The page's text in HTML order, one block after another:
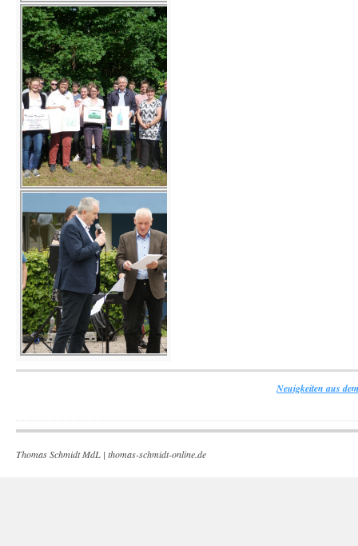
Neuigkeiten aus
Thomas Schmidt MdL | thomas-schmidt-online.de